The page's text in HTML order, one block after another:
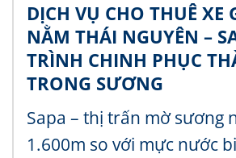
DỊCH VỤ CHO THUÊ XE
NẰM THÁI NGUYÊN –
TRÌNH CHINH PHỤC
TRONG SƯƠNG
Sapa – thị trấn mờ sương
1.600m so với mực nước